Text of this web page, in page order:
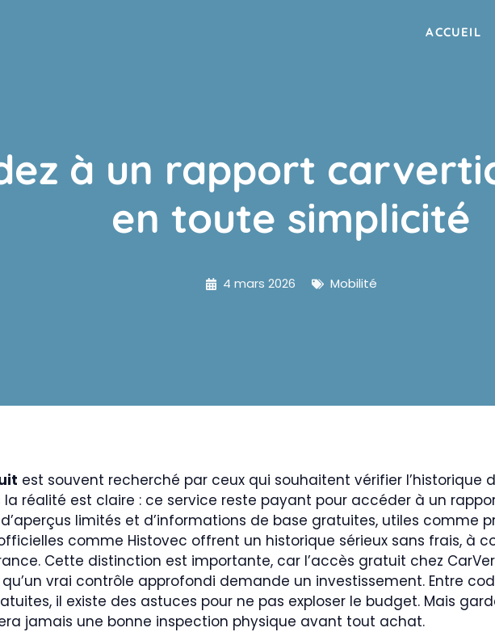
ACCUEIL
à un rapport
en toute simplicité
4 mars 2026 Mobilité
est souvent recherché par ceux qui souhaitent vérifier l’historique
réalité est claire : ce service reste payant pour accéder à un
limités et d’informations de base gratuites, utiles comme
comme Histovec offrent un historique sérieux sans frais, à
Cette distinction est importante, car l’accès gratuit chez
vrai contrôle approfondi demande un investissement. Entre
il existe des astuces pour ne pas exploser le budget. Mais
jamais une bonne inspection physique avant tout achat.